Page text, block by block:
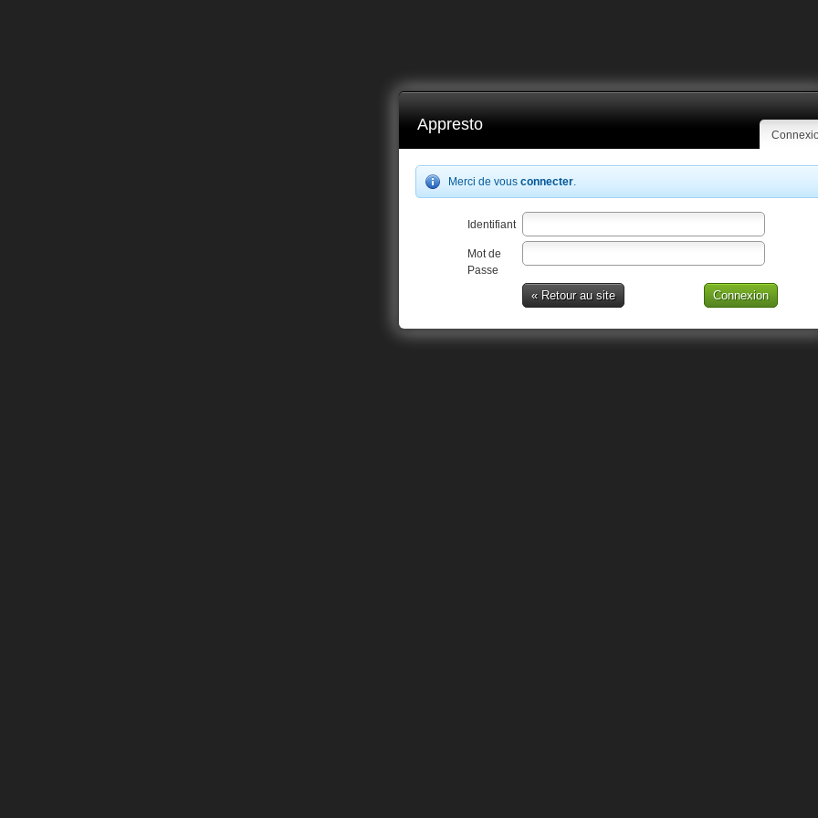
Appresto
Merci de vous connecter.
Identifiant
Mot de
Passe